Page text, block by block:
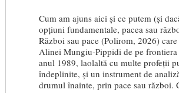
Cum am ajuns aici și ce putem (și
opțiuni fundamentale, pacea sau
Război sau pace (Polirom, 2026)
Alinei Mungiu-Pippidi de pe frontiera
anul 1989, laolaltă cu multe profeții
îndeplinite, și un instrument de
drumul înainte, prin pace sau război.